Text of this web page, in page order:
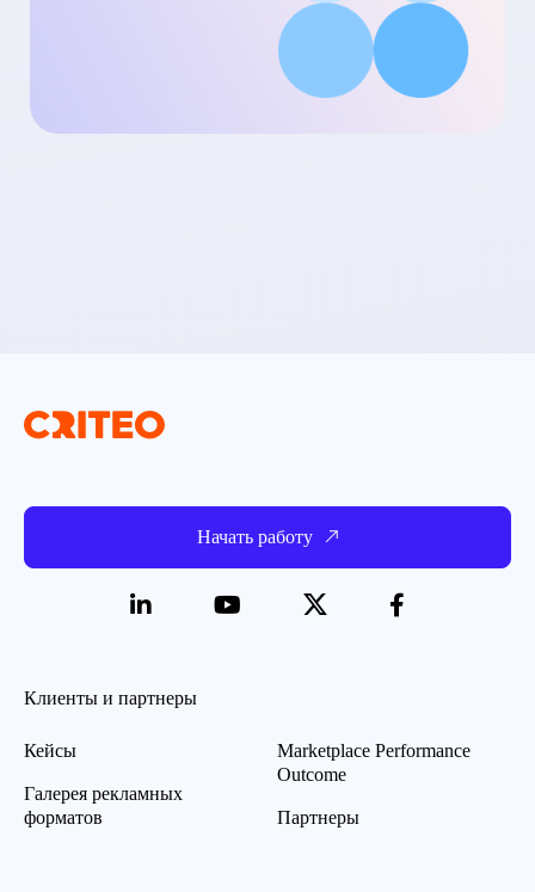
Начать работу
Клиенты и партнеры
Кейсы
Галерея рекламных
форматов
Marketplace Performance
Outcome
Партнеры